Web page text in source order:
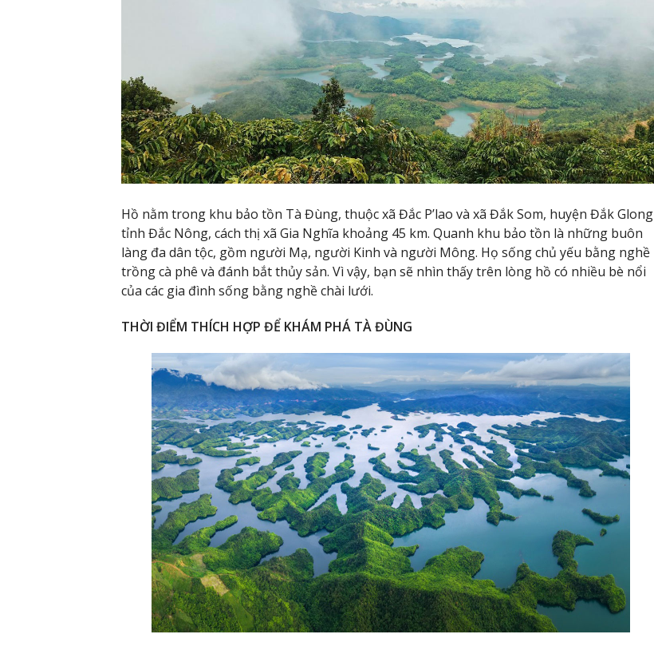
Hồ nằm trong khu bảo tồn Tà Đùng, thuộc xã Đắc P’lao và xã Đắk Som, huyện Đắk Glong
tỉnh Đắc Nông, cách thị xã Gia Nghĩa khoảng 45 km. Quanh khu bảo tồn là những buôn
làng đa dân tộc, gồm người Mạ, người Kinh và người Mông. Họ sống chủ yếu bằng nghề
trồng cà phê và đánh bắt thủy sản. Vì vậy, bạn sẽ nhìn thấy trên lòng hồ có nhiều bè nổi
của các gia đình sống bằng nghề chài lưới.
THỜI ĐIỂM THÍCH HỢP ĐỂ KHÁM PHÁ TÀ ĐÙNG